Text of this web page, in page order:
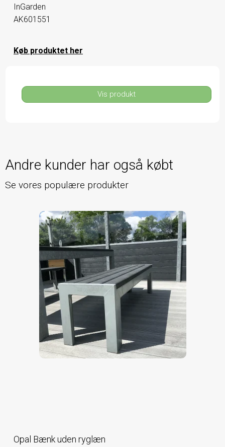
InGarden
AK601551
Køb produktet her
Vis produkt
Andre kunder har også købt
Se vores populære produkter
Opal Bænk uden ryglæn